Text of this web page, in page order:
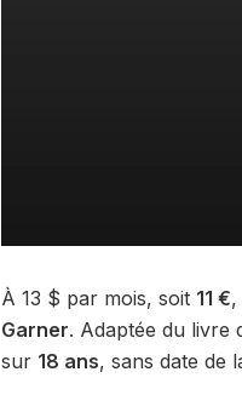
À 13 $ par mois, soit 11 €,
Garner. Adaptée du livre
sur 18 ans, sans date de